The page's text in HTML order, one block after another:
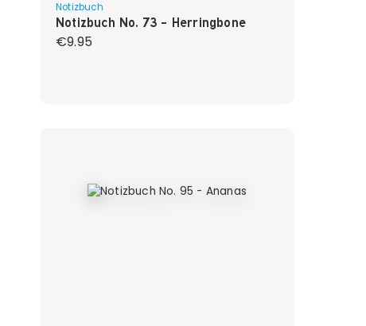
Notizbuch
Notizbuch No. 73 - Herringbone
Regular price:
€9.95